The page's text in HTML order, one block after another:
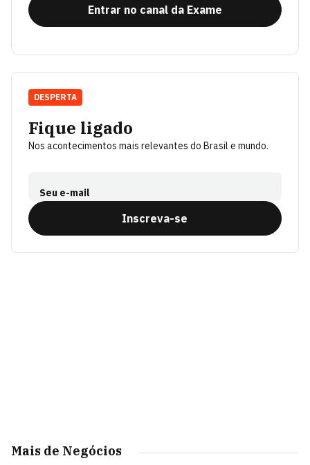
Entrar no canal da Exame
Fique ligado
Nos acontecimentos mais relevantes do Brasil e mundo.
Seu e-mail
Inscreva-se
DESPERTA
Mais de Negócios